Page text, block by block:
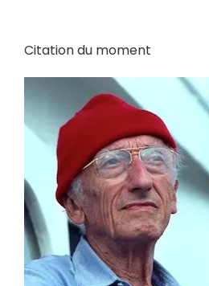
Citation du moment